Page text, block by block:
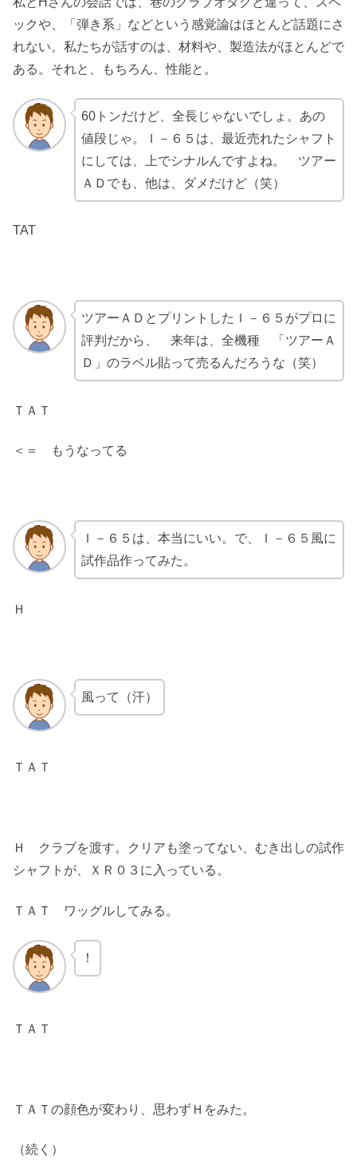
ックや、「弾き系」などという感覚論はほとんど話題にさ
れない。私たちが話すのは、材料や、製造法がほとんどで
ある。それと、もちろん、性能と。
60トンだけど、全長じゃないでしょ。あの
値段じゃ。Ｉ－６５は、最近売れたシャフト
にしては、上でシナルんですよね。 ツアー
ＡＤでも、他は、ダメだけど（笑）
TAT
ツアーＡＤとプリントしたＩ－６５がプロに
評判だから、 来年は、全機種 「ツアーＡ
Ｄ」のラベル貼って売るんだろうな（笑）
ＴＡＴ
＜＝ もうなってる
Ｉ－６５は、本当にいい。で、Ｉ－６５風に
試作品作ってみた。
Ｈ
風って（汗）
ＴＡＴ
Ｈ クラブを渡す。クリアも塗ってない、むき出しの試作
シャフトが、ＸＲ０３に入っている。
ＴＡＴ ワッグルしてみる。
！
ＴＡＴ
ＴＡＴの顔色が変わり、思わずＨをみた。
（続く）